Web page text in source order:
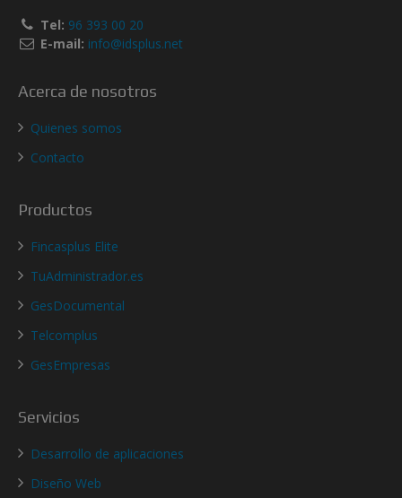
Tel: 96 393 00 20
E-mail: info@idsplus.net
Acerca de nosotros
Quienes somos
Contacto
Productos
Fincasplus Elite
TuAdministrador.es
GesDocumental
Telcomplus
GesEmpresas
Servicios
Desarrollo de aplicaciones
Diseño Web